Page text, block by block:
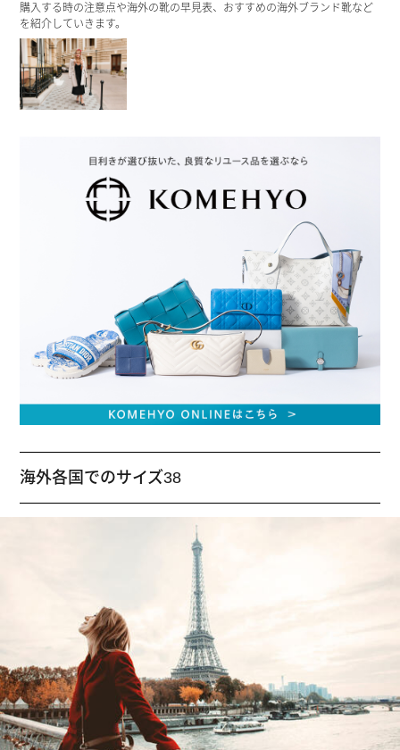
購入する時の注意点や海外の靴の早見表、おすすめの海外ブランド靴など
を紹介していきます。
海外各国でのサイズ38